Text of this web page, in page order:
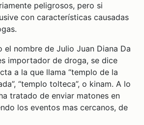
peligrosos, pero si
con características causadas
el nombre de Julio Juan Diana Da
importador de droga, se dice
a la que llama “templo de la
“templo tolteca”, o kinam. A lo
tratado de enviar matones en
los eventos mas cercanos, de